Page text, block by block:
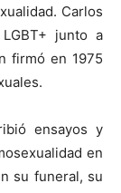
Carlos
junto a
firmó en 1975
ensayos y
en
su funeral, su